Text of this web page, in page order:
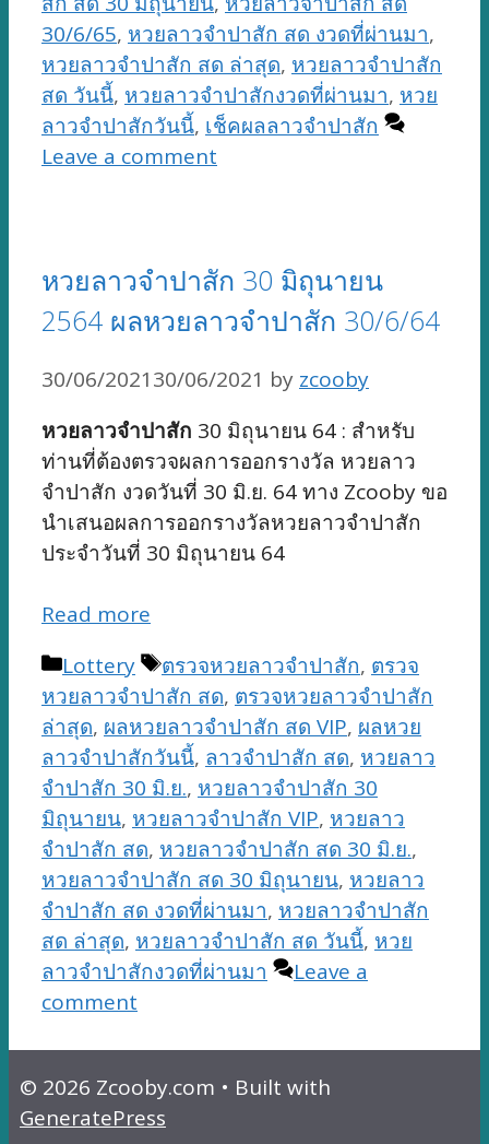
30/6/65, หวยลาวจำปาสัก สด งวดที่ผ่านมา,
หวยลาวจำปาสัก สด ล่าสุด, หวยลาวจำปาสัก
สด วันนี้, หวยลาวจำปาสักงวดที่ผ่านมา, หวย
ลาวจำปาสักวันนี้, เช็คผลลาวจำปาสัก
Leave a comment
หวยลาวจำปาสัก 30 มิถุนายน
2564 ผลหวยลาวจำปาสัก 30/6/64
30/06/202130/06/2021 by zcooby
หวยลาวจำปาสัก 30 มิถุนายน 64 : สำหรับ
ท่านที่ต้องตรวจผลการออกรางวัล หวยลาว
จำปาสัก งวดวันที่ 30 มิ.ย. 64 ทาง Zcooby ขอ
นำเสนอผลการออกรางวัลหวยลาวจำปาสัก
ประจำวันที่ 30 มิถุนายน 64
Read more
Categories
Lottery Tags
ตรวจหวยลาวจำปาสัก, ตรวจ
หวยลาวจำปาสัก สด, ตรวจหวยลาวจำปาสัก
ล่าสุด, ผลหวยลาวจำปาสัก สด VIP, ผลหวย
ลาวจำปาสักวันนี้, ลาวจำปาสัก สด, หวยลาว
จำปาสัก 30 มิ.ย., หวยลาวจำปาสัก 30
มิถุนายน, หวยลาวจำปาสัก VIP, หวยลาว
จำปาสัก สด, หวยลาวจำปาสัก สด 30 มิ.ย.,
หวยลาวจำปาสัก สด 30 มิถุนายน, หวยลาว
จำปาสัก สด งวดที่ผ่านมา, หวยลาวจำปาสัก
สด ล่าสุด, หวยลาวจำปาสัก สด วันนี้, หวย
ลาวจำปาสักงวดที่ผ่านมา
Leave a
comment
© 2026 Zcooby.com • Built with
GeneratePress